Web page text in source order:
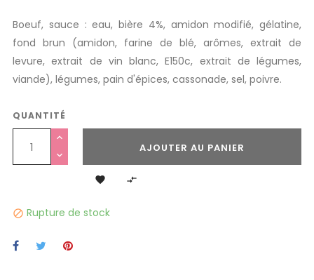
Boeuf, sauce : eau, bière 4%, amidon modifié, gélatine,
fond brun (amidon, farine de blé, arômes, extrait de
levure, extrait de vin blanc, E150c, extrait de légumes,
viande), légumes, pain d'épices, cassonade, sel, poivre.
QUANTITÉ
AJOUTER AU PANIER
 
 Rupture de stock